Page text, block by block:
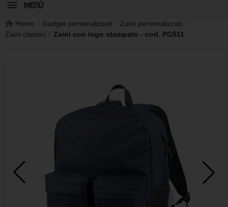
MENÙ
Home Gadget personalizzati
Zaini personalizzati
Zaini classici
Zaini con logo stampato - cod. PG511